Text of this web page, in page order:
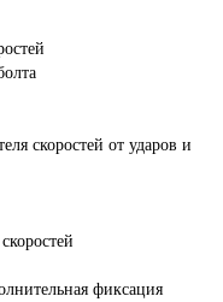
скоростей от ударов и
фиксация